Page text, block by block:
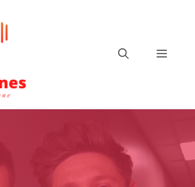
Menu